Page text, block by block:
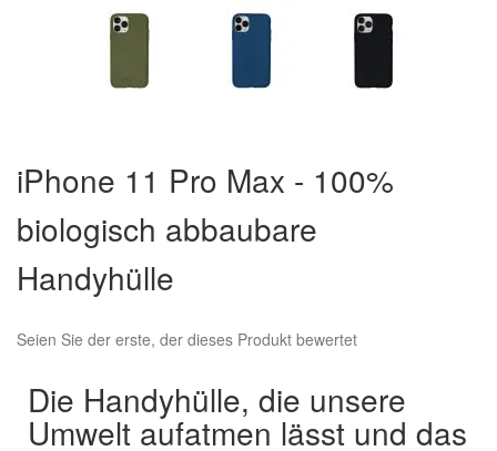
der
Bildergalerie
springen
iPhone 11 Pro Max - 100%
biologisch abbaubare
Handyhülle
Seien Sie der erste, der dieses Produkt bewertet
Die Handyhülle, die unsere
Umwelt aufatmen lässt und das